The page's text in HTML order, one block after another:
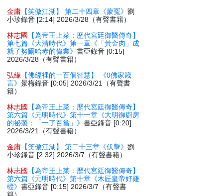
金庸 【笑傲江湖】 第二十四章《蒙冤》劉
小珍錄音 [2:14] 2026/3/28（有聲書籍）
林志國
【為帝王上菜：歷代宮廷御醫傳奇】
第七篇《大清時代》第一章《「黃金肉」成
就了努爾哈赤的偉業》書亞錄音 [0:15]
2026/3/28（有聲書籍）
弘緣 【佛經裡的一百個智慧】 《0佛家箴
言》景梅錄音 [0:05] 2026/3/21（有聲書
籍）
林志國
【為帝王上菜：歷代宮廷御醫傳奇】
第六篇《元明時代》第十一章《大明御廚房
的祕製：「一了百當」》書亞錄音 [0:20]
2026/3/21（有聲書籍）
金庸 【笑傲江湖】 第二十三章《伏擊》劉
小珍錄音 [2:32] 2026/3/7（有聲書籍）
林志國
【為帝王上菜：歷代宮廷御醫傳奇】
第六篇《元明時代》第十章《木匠皇帝好雞
樅》書亞錄音 [0:15] 2026/3/7（有聲書